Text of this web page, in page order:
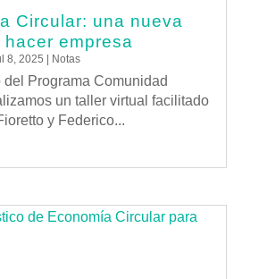
Circular: una nueva
hacer empresa
8, 2025 | Notas
del Programa Comunidad
un taller virtual facilitado
y Federico...